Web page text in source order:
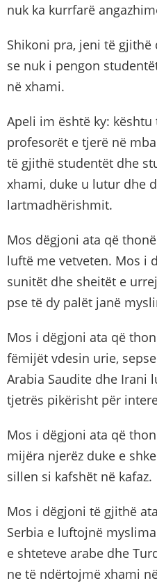
nuk ka kurrfarë
Shikoni pra, jeni të
se nuk i pengon
në xhami.
Apeli im është ky:
profesorët e tjerë në
të gjithë studentët dhe
xhami, duke u lutur dhe
lartmadhërishmit.
Mos dëgjoni ata që
luftë me vetveten. Mos i
sunitët dhe sheitët e
pse të dy palët janë
Mos i dëgjoni ata që
fëmijët vdesin urie,
Arabia Saudite dhe Irani
tjetrës pikërisht për
Mos i dëgjoni ata që
mijëra njerëz duke e
sillen si kafshët në kafaz.
Mos i dëgjoni të gjithë
Serbia e luftojnë
e shteteve arabe dhe
ne të ndërtojmë xhami